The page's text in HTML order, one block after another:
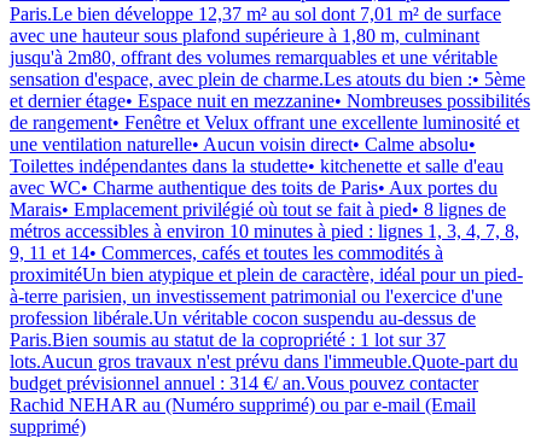
Paris.Le bien développe 12,37 m² au sol dont 7,01 m² de surface
avec une hauteur sous plafond supérieure à 1,80 m, culminant
jusqu'à 2m80, offrant des volumes remarquables et une véritable
sensation d'espace, avec plein de charme.Les atouts du bien :• 5ème
et dernier étage• Espace nuit en mezzanine• Nombreuses possibilités
de rangement• Fenêtre et Velux offrant une excellente luminosité et
une ventilation naturelle• Aucun voisin direct• Calme absolu•
Toilettes indépendantes dans la studette• kitchenette et salle d'eau
avec WC• Charme authentique des toits de Paris• Aux portes du
Marais• Emplacement privilégié où tout se fait à pied• 8 lignes de
métros accessibles à environ 10 minutes à pied : lignes 1, 3, 4, 7, 8,
9, 11 et 14• Commerces, cafés et toutes les commodités à
proximitéUn bien atypique et plein de caractère, idéal pour un pied-
à-terre parisien, un investissement patrimonial ou l'exercice d'une
profession libérale.Un véritable cocon suspendu au-dessus de
Paris.Bien soumis au statut de la copropriété : 1 lot sur 37
lots.Aucun gros travaux n'est prévu dans l'immeuble.Quote-part du
budget prévisionnel annuel : 314 €/ an.Vous pouvez contacter
Rachid NEHAR au (Numéro supprimé) ou par e-mail (Email
supprimé)